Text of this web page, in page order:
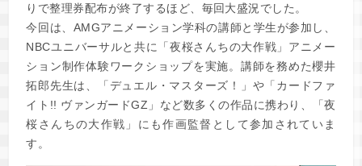
りで整理券配布が終了するほど、毎回大盛況でした。
今回は、AMGアニメーション学科の講師と学生が参加し、
NBCユニバーサルと共に「夜桜さんちの大作戦」アニメー
ション制作体験ワークショップを実施。講師を務めた櫻井
拓郎先生は、「デュエル・マスターズ！」や「カードファ
イト!! ヴァンガードGZ」など数多くの作品に携わり、「夜
桜さんちの大作戦」にも作画監督として参加されていま
す。